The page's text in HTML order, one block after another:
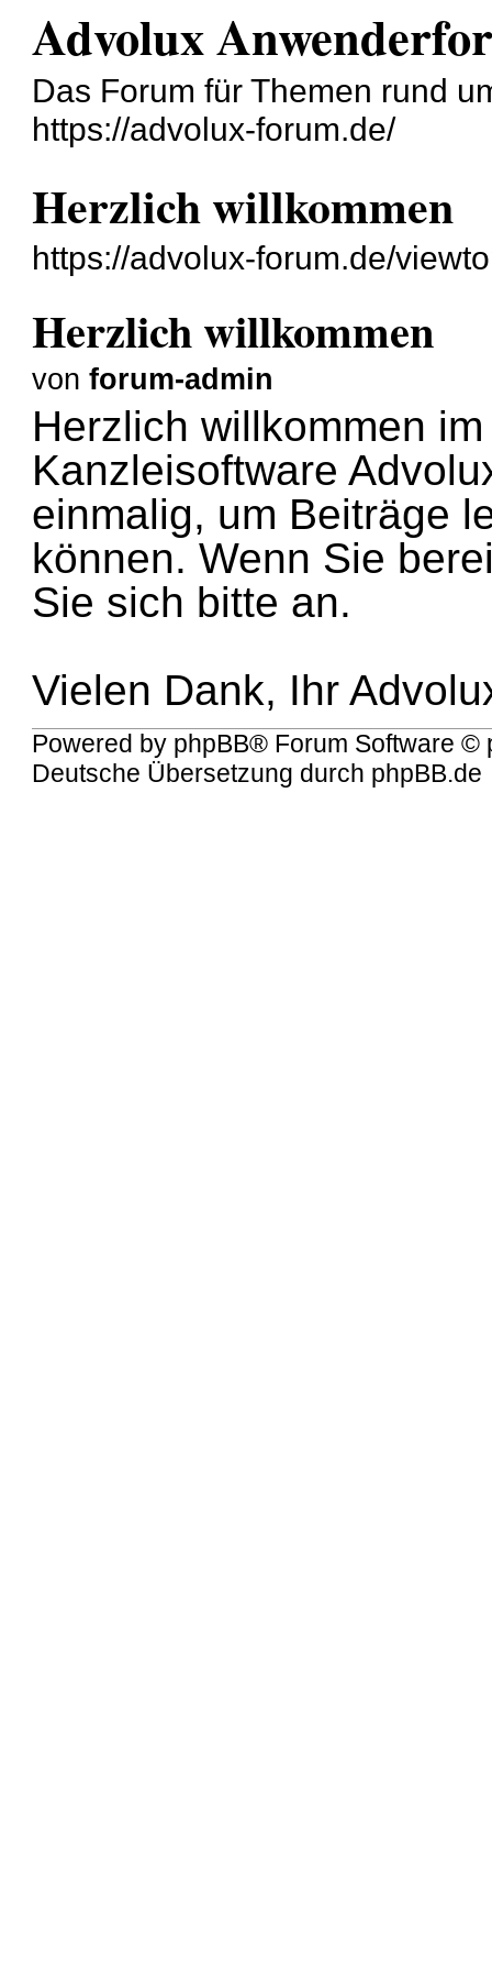
Advolux
Das Forum für Themen rund
https://advolux-forum.de/
Herzlich willkommen
https://advolux-forum.de/
Herzlich willkommen
vonforum-admin
Herzlich willkommen
Kanzleisoftware
einmalig, um Beiträge
können. Wenn Sie
Sie sich bitte an.
Vielen Dank, Ihr
Powered by phpBB® Forum Software ©
Deutsche Übersetzung durch phpBB.de